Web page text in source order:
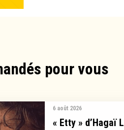
pour vous​
6 août 2026
« Etty » d’Hagaï